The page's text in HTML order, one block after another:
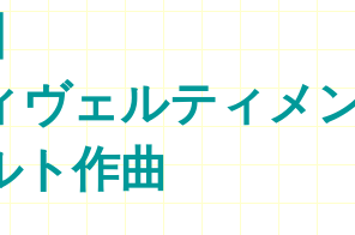
ルティメ
ルト作